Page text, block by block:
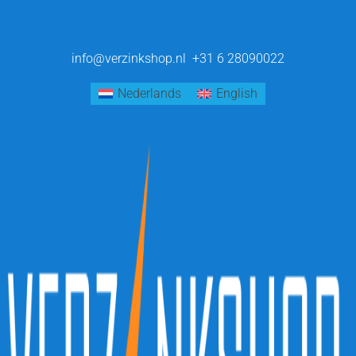
info@verzinkshop.nl +31 6 28090022
Nederlands English